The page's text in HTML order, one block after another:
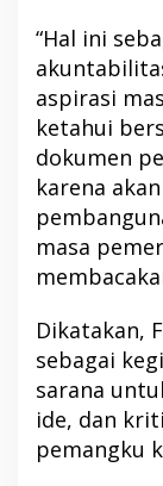
“Hal ini
aspirasi
ketahui
dokumen
karena
masa
Dikatakan,
sebagai
sarana
ide, dan
pemangku